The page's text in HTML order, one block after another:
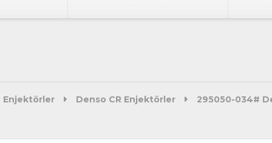
Enjektörler Denso CR Enjektörler 295050-034#